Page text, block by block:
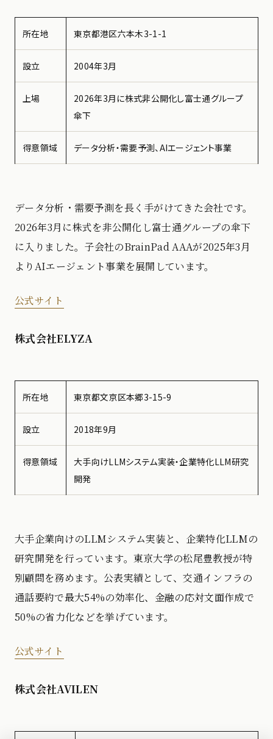
所在地 東京都港区六本木3-1-1
設立 2004年3月
上場
2026年3月に株式非公開化し富士通グループ
傘下
得意領域 データ分析・需要予測、AIエージェント事業
データ分析・需要予測を長く手がけてきた会社です。
2026年3月に株式を非公開化し富士通グループの傘下
に入りました。子会社のBrainPad AAAが2025年3月
よりAIエージェント事業を展開しています。
公式サイト
株式会社ELYZA
所在地 東京都文京区本郷3-15-9
設立 2018年9月
得意領域
大手向けLLMシステム実装・企業特化LLM研究
開発
大手企業向けのLLMシステム実装と、企業特化LLMの
研究開発を行っています。東京大学の松尾豊教授が特
別顧問を務めます。公表実績として、交通インフラの
通話要約で最大54%の効率化、金融の応対文面作成で
50%の省力化などを挙げています。
公式サイト
株式会社AVILEN